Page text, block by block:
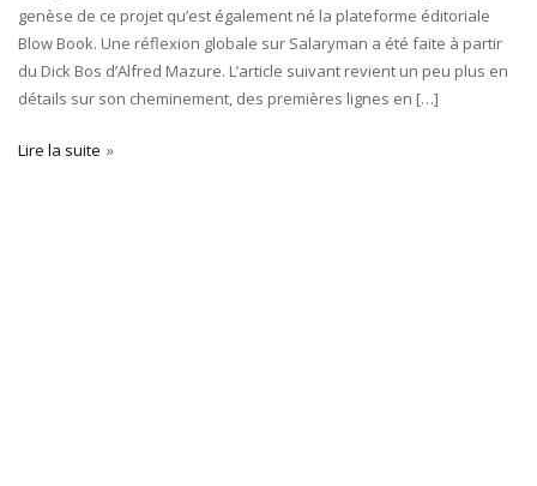
genèse de ce projet qu’est également né la plateforme éditoriale
Blow Book. Une réflexion globale sur Salaryman a été faite à partir
du Dick Bos d’Alfred Mazure. L’article suivant revient un peu plus en
détails sur son cheminement, des premières lignes en […]
Lire la suite